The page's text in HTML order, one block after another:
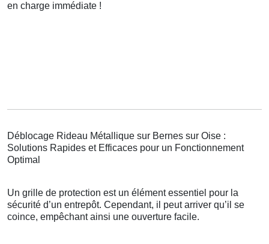
en charge immédiate !
Déblocage Rideau Métallique sur Bernes sur Oise :
Solutions Rapides et Efficaces pour un Fonctionnement
Optimal
Un grille de protection est un élément essentiel pour la
sécurité d’un entrepôt. Cependant, il peut arriver qu’il se
coince, empêchant ainsi une ouverture facile.